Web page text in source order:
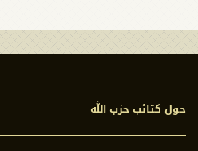
حول كتائب حزب الله